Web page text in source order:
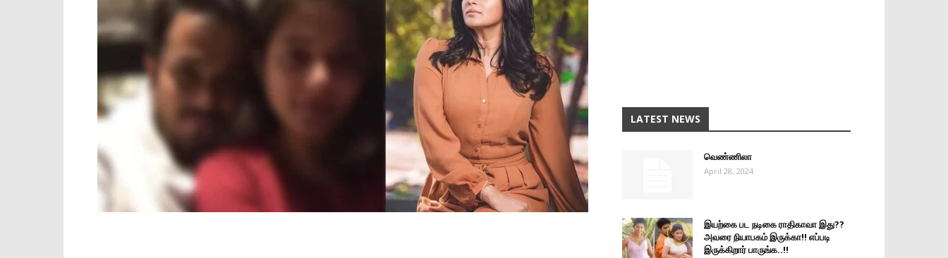
LATEST NEWS
வெண்ணிலா
April 28, 2024
இயற்கை பட நடிகை ராதிகாவா இது??
அவரை நியாபகம் இருக்கா!! எப்படி
இருக்கிறார் பாருங்க..!!